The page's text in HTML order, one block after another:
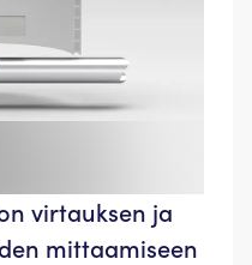
virtauksen ja
mittaamiseen